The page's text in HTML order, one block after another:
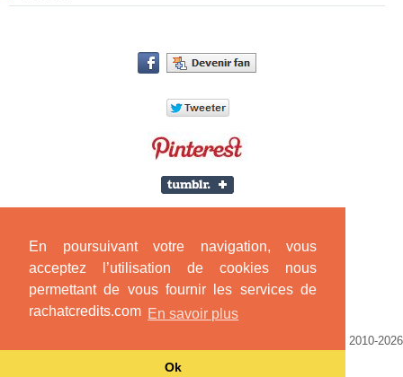
En poursuivant votre navigation, vous
acceptez l’utilisation de cookies nous
permettant de vous fournir les services de
rachatcredits.com En savoir plus
Ok
| © SLP CONSEILS 2010-2026